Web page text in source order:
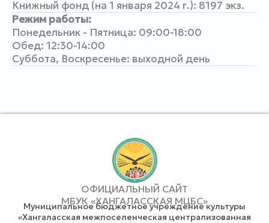
Книжный фонд (на 1 января 2024 г.): 8197 экз.
Режим работы:
Понедельник - Пятница: 09:00-18:00
Обед: 12:30-14:00
Суббота, Воскресенье: выходной день
ОФИЦИАЛЬНЫЙ САЙТ
МБУК «ХАНГАЛАССКАЯ МЦБС»
Муниципальное бюджетное учреждение культуры
«Хангаласская межпоселенческая централизованная